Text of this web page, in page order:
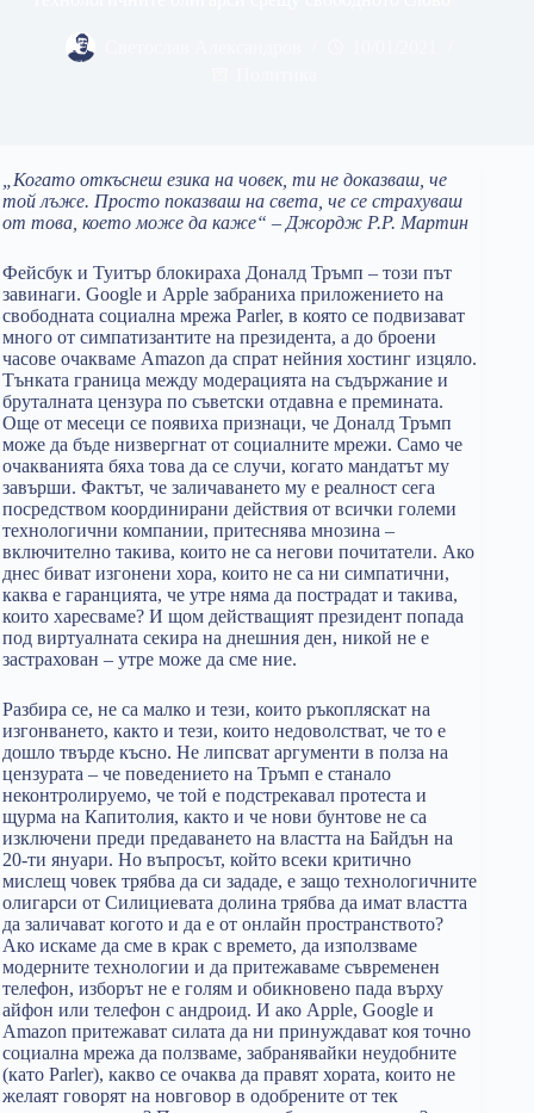
„Когато откъснеш езика на човек, ти не доказваш, че
той лъже. Просто показваш на света, че се страхуваш
от това, което може да каже“ – Джордж Р.Р. Мартин
Фейсбук и Туитър блокираха Доналд Тръмп – този път
завинаги. Google и Apple забраниха приложението на
свободната социална мрежа Parler, в която се подвизават
много от симпатизантите на президента, а до броени
часове очакваме Amazon да спрат нейния хостинг изцяло.
Тънката граница между модерацията на съдържание и
бруталната цензура по съветски отдавна е премината.
Още от месеци се появиха признаци, че Доналд Тръмп
може да бъде низвергнат от социалните мрежи. Само че
очакванията бяха това да се случи, когато мандатът му
завърши. Фактът, че заличаването му е реалност сега
посредством координирани действия от всички големи
технологични компании, притеснява мнозина –
включително такива, които не са негови почитатели. Ако
днес биват изгонени хора, които не са ни симпатични,
каква е гаранцията, че утре няма да пострадат и такива,
които харесваме? И щом действащият президент попада
под виртуалната секира на днешния ден, никой не е
застрахован – утре може да сме ние.
Разбира се, не са малко и тези, които ръкопляскат на
изгонването, както и тези, които недоволстват, че то е
дошло твърде късно. Не липсват аргументи в полза на
цензурата – че поведението на Тръмп е станало
неконтролируемо, че той е подстрекавал протеста и
щурма на Капитолия, както и че нови бунтове не са
изключени преди предаването на властта на Байдън на
20-ти януари. Но въпросът, който всеки критично
мислещ човек трябва да си зададе, е защо технологичните
олигарси от Силициевата долина трябва да имат властта
да заличават когото и да е от онлайн пространството?
Ако искаме да сме в крак с времето, да използваме
модерните технологии и да притежаваме съвременен
телефон, изборът не е голям и обикновено пада върху
айфон или телефон с андроид. И ако Apple, Google и
Amazon притежават силата да ни принуждават коя точно
социална мрежа да ползваме, забранявайки неудобните
(като Parler), какво се очаква да правят хората, които не
желаят говорят на новговор в одобрените от тек